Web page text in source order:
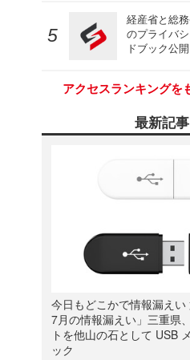
経産省と総
のプライバ
ドブック公開
アクセスランキングを
最新記事
今日もどこかで情報漏え
7月の情報漏えい」三重県
トを他山の石として USB
ック